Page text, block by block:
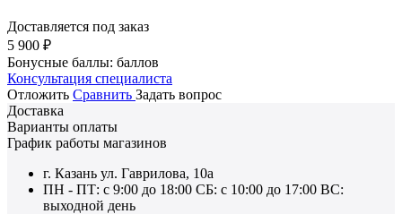
Доставляется под заказ
5 900 ₽
Бонусные баллы: баллов
Консультация специалиста
Отложить Сравнить Задать вопрос
Доставка
Варианты оплаты
График работы магазинов
г. Казань ул. Гаврилова, 10а
ПН - ПТ: с 9:00 до 18:00 СБ: с 10:00 до 17:00 ВС:
выходной день